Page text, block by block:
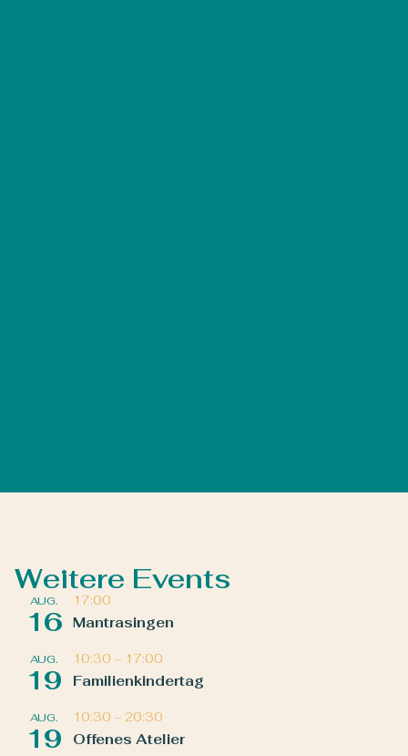
Weitere Events
AUG.
16
17:00
Mantrasingen
AUG.
19
10:30 – 17:00
Familienkindertag
AUG.
19
10:30 – 20:30
Offenes Atelier